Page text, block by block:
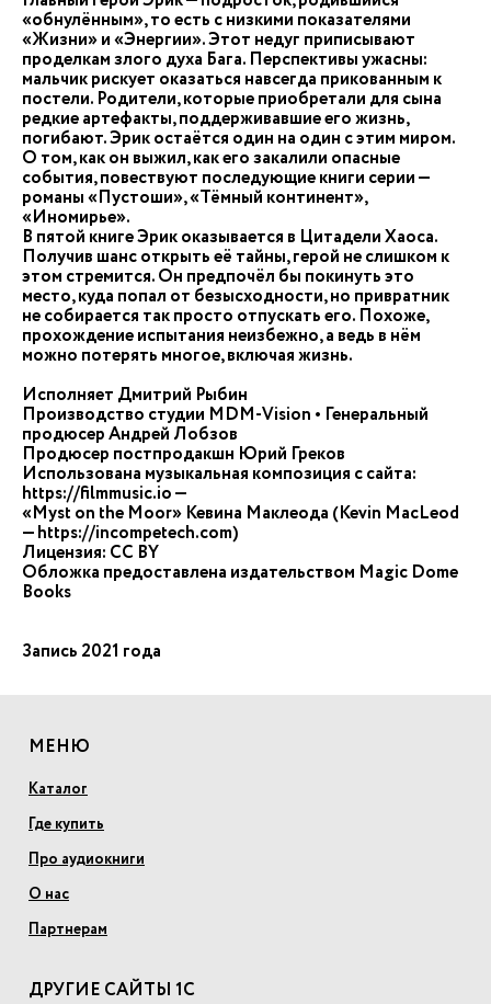
«обнулённым», то есть с низкими показателями
«Жизни» и «Энергии». Этот недуг приписывают
проделкам злого духа Бага. Перспективы ужасны:
мальчик рискует оказаться навсегда прикованным к
постели. Родители, которые приобретали для сына
редкие артефакты, поддерживавшие его жизнь,
погибают. Эрик остаётся один на один с этим миром.
О том, как он выжил, как его закалили опасные
события, повествуют последующие книги серии —
романы «Пустоши», «Тёмный континент»,
«Иномирье».
В пятой книге Эрик оказывается в Цитадели Хаоса.
Получив шанс открыть её тайны, герой не слишком к
этом стремится. Он предпочёл бы покинуть это
место, куда попал от безысходности, но привратник
не собирается так просто отпускать его. Похоже,
прохождение испытания неизбежно, а ведь в нём
можно потерять многое, включая жизнь.
Исполняет Дмитрий Рыбин
Производство студии MDM-Vision • Генеральный
продюсер Андрей Лобзов
Продюсер постпродакшн Юрий Греков
Использована музыкальная композиция с сайта:
https://filmmusic.io —
«Myst on the Moor» Кевина Маклеода (Kevin MacLeod
— https://incompetech.com)
Лицензия: CC BY
Обложка предоставлена издательством Magic Domе
Books
Запись 2021 года
МЕНЮ
Каталог
Где купить
Про аудиокниги
О нас
Партнерам
ДРУГИЕ САЙТЫ 1С